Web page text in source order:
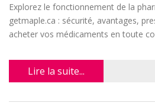
Explorez le fonctionnement de la
getmaple.ca : sécurité, avantages,
acheter vos médicaments en toute
Lire la suite...